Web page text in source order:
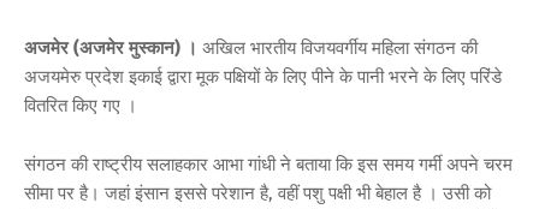
अजमेर (अजमेर मुस्कान) । अखिल भारतीय विजयवर्गीय महिला संगठन की
अजयमेरु प्रदेश इकाई द्वारा मूक पक्षियों के लिए पीने के पानी भरने के लिए परिंडे
वितरित किए गए ।
संगठन की राष्ट्रीय सलाहकार आभा गांधी ने बताया कि इस समय गर्मी अपने चरम
सीमा पर है। जहां इंसान इससे परेशान है, वहीं पशु पक्षी भी बेहाल है । उसी को